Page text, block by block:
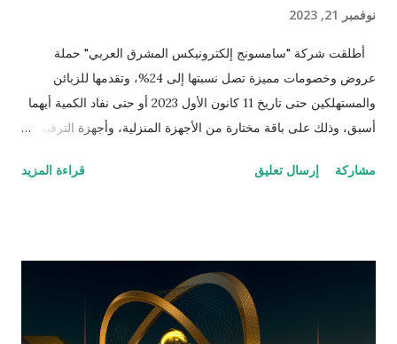
نوفمبر 21, 2023
أطلقت شركة "سامسونج إلكترونيكس المشرق العربي" حملة
عروض وخصومات مميزة تصل نسبتها إلى 24%، وتقدمها للزبائن
والمستهلكين حتى تاريخ 11 كانون الأول 2023 أو حتى نفاد الكمية أيهما
أسبق، وذلك على باقة مختارة من الأجهزة المنزلية، وأجهزة الترفيه
البيع التابعة للشركة، والمتضمنة معارض وكلائها الرسميين وموزعيها
سامسونج الإلكتروني e-store الموقع رسمي لشركة سامسونج
يمكنك من الحصول منتجات سامسونج بشكل مباشر. وتأتي حملة
العروض والخصومات هذه ضمن التزام سامسونج المستمر بتقديم
مشاركة إرسال تعليق قراءة المزيد